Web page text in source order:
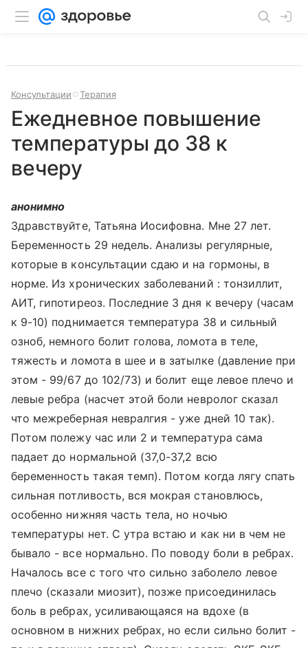
Консультации Терапия
Ежедневное повышение
температуры до 38 к
вечеру
анонимно
Здравствуйте, Татьяна Иосифовна. Мне 27 лет.
Беременность 29 недель. Анализы регулярные,
которые в консультации сдаю и на гормоны, в
норме. Из хронических заболеваний : тонзиллит,
АИТ, гипотиреоз. Последние 3 дня к вечеру (часам
к 9-10) поднимается температура 38 и сильный
озноб, немного болит голова, ломота в теле,
тяжесть и ломота в шее и в затылке (давление при
этом - 99/67 до 102/73) и болит еще левое плечо и
левые ребра (насчет этой боли невролог сказал
что межреберная невралгия - уже дней 10 так).
Потом полежу час или 2 и температура сама
падает до нормальной (37,0-37,2 всю
беременность такая темп). Потом когда лягу спать
сильная потливость, вся мокрая становлюсь,
особенно нижняя часть тела, но ночью
температуры нет. С утра встаю и как ни в чем не
бывало - все нормально. По поводу боли в ребрах.
Началось все с того что сильно заболело левое
плечо (сказали миозит), позже присоединилась
боль в ребрах, усиливающаяся на вдохе (в
основном в нижних ребрах, но если сильно болит -